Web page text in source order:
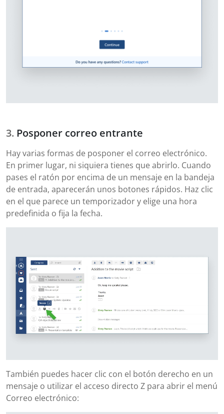
Posponer correo entrante
Hay varias formas de posponer el correo electrónico.
En primer lugar, ni siquiera tienes que abrirlo. Cuando
pases el ratón por encima de un mensaje en la bandeja
de entrada, aparecerán unos botones rápidos. Haz clic
en el que parece un temporizador y elige una hora
predefinida o fija la fecha.
También puedes hacer clic con el botón derecho en un
mensaje o utilizar el acceso directo Z para abrir el menú
Correo electrónico: